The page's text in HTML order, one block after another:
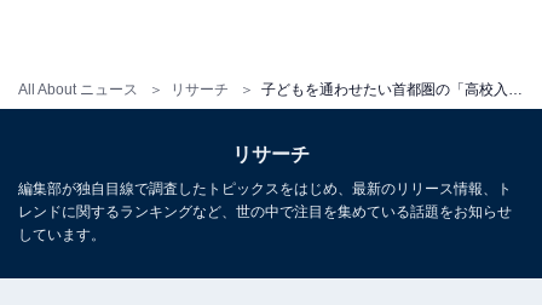
All About ニュース リサーチ 子どもを通わせたい首都圏の「高校入試がある私立高校」ランキング。「慶應義塾高等学校」を抑えた1位は？
リサーチ
編集部が独自目線で調査したトピックスをはじめ、最新のリリース情報、ト
レンドに関するランキングなど、世の中で注目を集めている話題をお知らせ
しています。